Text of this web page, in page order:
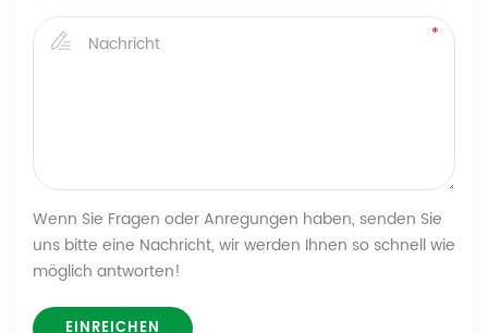
Wenn Sie Fragen oder Anregungen haben, senden Sie
uns bitte eine Nachricht, wir werden Ihnen so schnell wie
möglich antworten!